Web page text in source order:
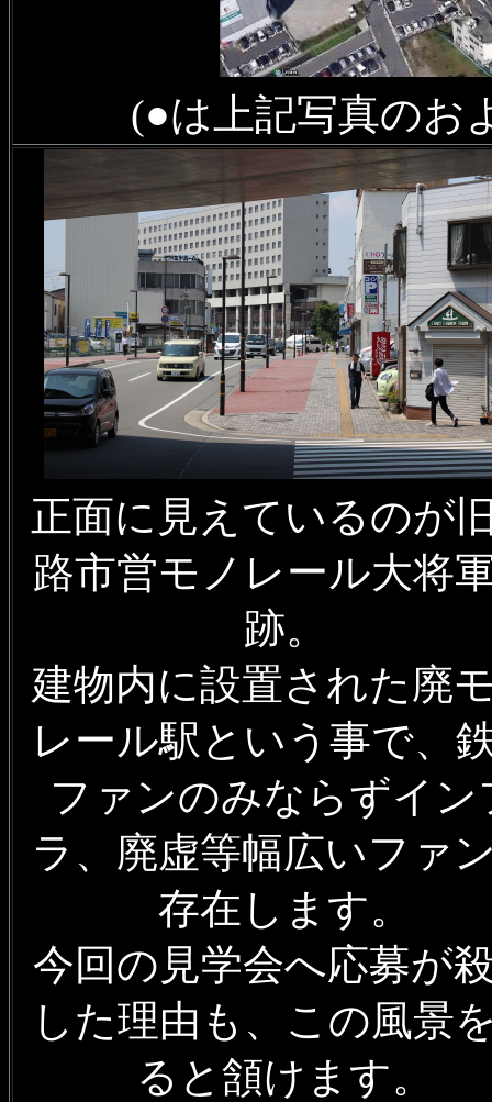
(●は上記写真のお
正面に見えているのが
路市営モノレール大将
跡。
建物内に設置された廃
レール駅という事で、
ファンのみならずイン
ラ、廃虚等幅広いファ
存在します。
今回の見学会へ応募が
した理由も、この風景
ると頷けます。